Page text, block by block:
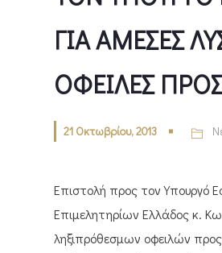
ΓΙΑ ΑΜΕΣΕΣ
ΟΦΕΙΛΕΣ
21 Οκτωβρίου, 2013
Επιστολή προς τον Υπουργό
Επιμελητηρίων Ελλάδος κ.
ληξιπρόθεσμων οφειλών